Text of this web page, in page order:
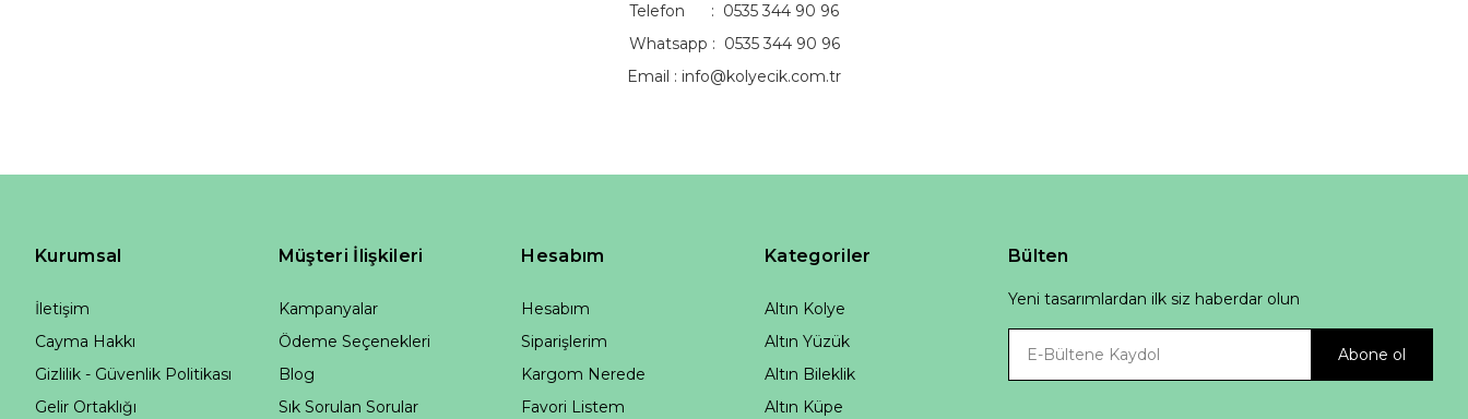
Telefon : 0535 344 90 96
Whatsapp : 0535 344 90 96
Email : info@kolyecik.com.tr
Kurumsal
İletişim
Cayma Hakkı
Gizlilik - Güvenlik Politikası
Gelir Ortaklığı
Müşteri İlişkileri
Kampanyalar
Ödeme Seçenekleri
Blog
Sık Sorulan Sorular
Hesabım
Hesabım
Siparişlerim
Kargom Nerede
Favori Listem
Kategoriler
Altın Kolye
Altın Yüzük
Altın Bileklik
Altın Küpe
Bülten
Yeni tasarımlardan ilk siz haberdar olun
Abone ol